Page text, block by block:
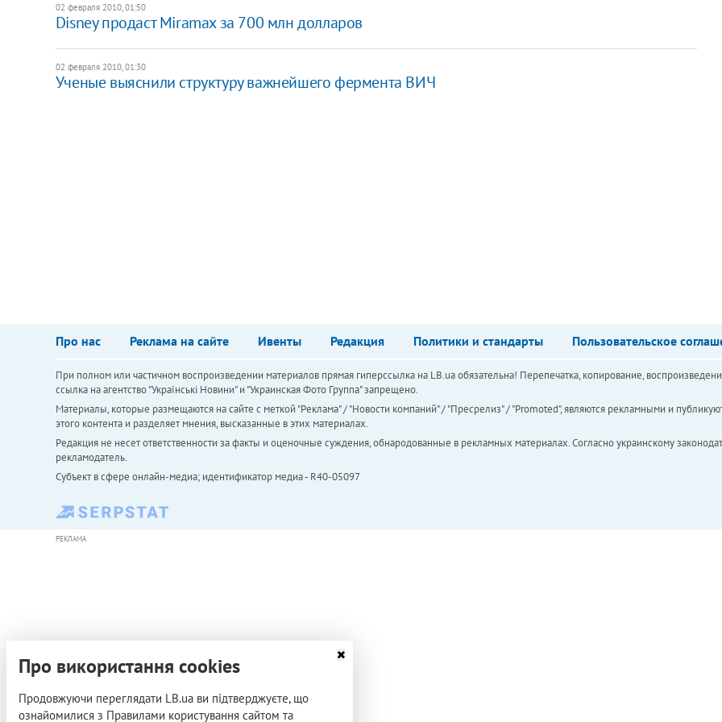
02 февраля 2010, 01:50
Disney продаст Miramax за 700 млн долларов
02 февраля 2010, 01:30
Ученые выяснили структуру важнейшего фермента ВИЧ
Про нас Реклама на сайте Ивенты Редакция Политики и стандарты Пользовательское
При полном или частичном воспроизведении материалов прямая гиперссылка на LB.ua обязательна! Перепечатка, копирование,
ссылка на агентство "Українськi Новини" и "Украинская Фото Группа" запрещено.
Материалы, которые размещаются на сайте с меткой "Реклама" / "Новости компаний" / "Пресрелиз" / "Promoted", являются рекламными и
этого контента и разделяет мнения, высказанные в этих материалах.
Редакция не несет ответственности за факты и оценочные суждения, обнародованные в рекламных материалах. Согласно украинскому
рекламодатель.
Субъект в сфере онлайн-медиа; идентификатор медиа - R40-05097
РЕКЛАМА
Про використання cookies
Продовжуючи переглядати LB.ua ви підтверджуєте, що
ознайомилися з Правилами користування сайтом та